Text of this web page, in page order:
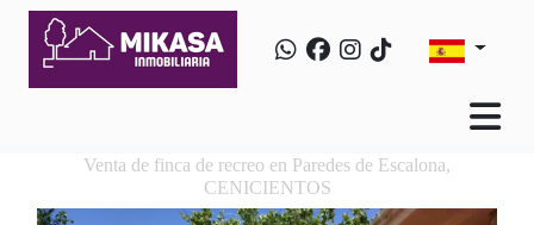
Venta de finca de recreo en Paredes de Escalona,
CENICIENTOS